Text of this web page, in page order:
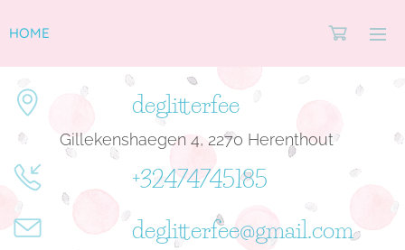
HOME
deglitterfee
Gillekenshaegen 4, 2270 Herenthout
+32474745185
deglitterfee@gmail.com